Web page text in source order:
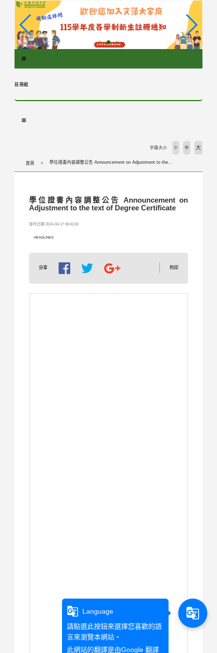
註冊組
首頁 學位證書內容調整公告 Announcement on Adjustment to the text of Degree Certificate
字級大小 小 中 大
學位證書內容調整公告 Announcement on
Adjustment to the text of Degree Certificate
發布日期 2024-04-17 08:42:00
HEADLINES
分享 列印
g_translate
Language
請點選此按鈕來選擇您喜歡的語
言來瀏覽本網站。
此網站的翻譯是由Google 翻譯
g_translate